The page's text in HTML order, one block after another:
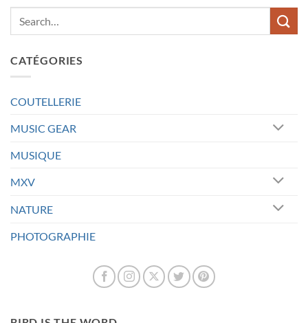
CATÉGORIES
COUTELLERIE
MUSIC GEAR
MUSIQUE
MXV
NATURE
PHOTOGRAPHIE